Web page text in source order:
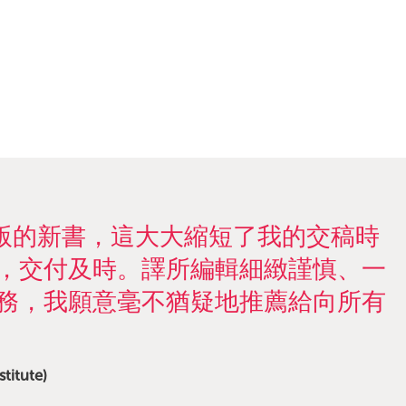
新書，這大大縮短了我的交稿時
交付及時。譯所編輯細緻謹慎、一
，我願意毫不猶疑地推薦給向所有